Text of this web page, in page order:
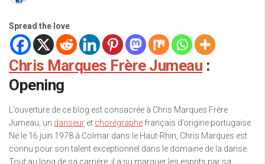
Spread the love
Chris Marques Frère Jumeau :
Opening
L’ouverture de ce blog est consacrée à Chris Marques Frère
Jumeau, un danseur et chorégraphe français d’origine portugaise.
Né le 16 juin 1978 à Colmar dans le Haut-Rhin, Chris Marques est
connu pour son talent exceptionnel dans le domaine de la danse.
Tout au long de sa carrière, il a su marquer les esprits par sa